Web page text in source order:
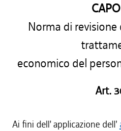
Norma di
economico del
Art.
Ai fini dell' applicazione dell'